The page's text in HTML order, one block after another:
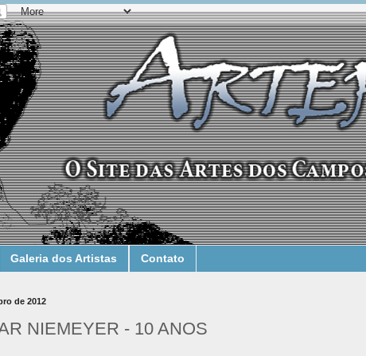
Galeria dos Artistas Contato
de 2012
NIEMEYER - 10 ANOS